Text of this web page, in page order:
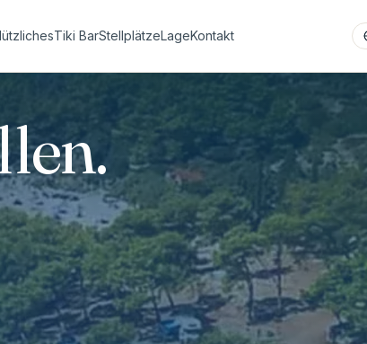
Tiki BarStellplätzeLageKontakt